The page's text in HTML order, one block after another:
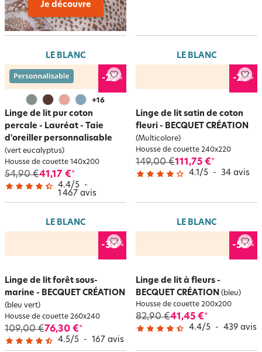
LE BLANC
-25%
+16
Linge de lit pur coton
percale - Lauréat - Taie
d'oreiller personnalisable
(vert eucalyptus)
Housse de couette 140x200
54,90 €41,17 €*
4.4/5 -
1 467 avis
LE BLANC
-25%
Linge de lit satin de coton
fleuri - BECQUET CRÉATION
(Multicolore)
Housse de couette 240x220
149,00 €111,75 €*
4.1/5 - 34 avis
LE BLANC
-30%
Linge de lit forêt sous-
marine - BECQUET CRÉATION
(bleu vert)
Housse de couette 260x240
109,00 €76,30 €*
4.5/5 - 167 avis
LE BLANC
-50%
Linge de lit à fleurs -
BECQUET CRÉATION (bleu)
Housse de couette 200x200
82,90 €41,45 €*
4.4/5 - 439 avis
Je découvre